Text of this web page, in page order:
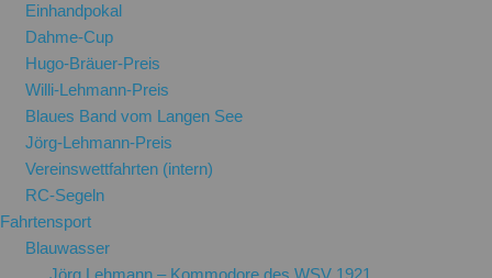
Einhandpokal
Dahme-Cup
Hugo-Bräuer-Preis
Willi-Lehmann-Preis
Blaues Band vom Langen See
Jörg-Lehmann-Preis
Vereinswettfahrten (intern)
RC-Segeln
Fahrtensport
Blauwasser
Jörg Lehmann – Kommodore des WSV 1921